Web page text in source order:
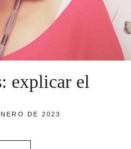
explicar el
DE 2023